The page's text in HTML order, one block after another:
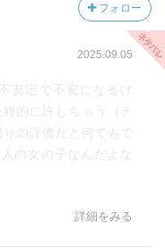
フォロー
2025.09.05
安定で不安になるけ
的に許しちゃう（チ
の評価だと何でもで
の女の子なんだよな
詳細をみる